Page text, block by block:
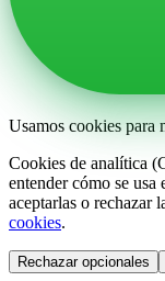
Usamos cookies para
Cookies de analítica
entender cómo se
aceptarlas o rechazar
cookies.
Rechazar opcionales